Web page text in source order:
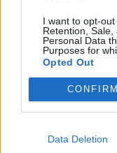
I want to opt-out
Retention,
Personal Data
Purposes for
Opted Out
CONFIRM
Data Deletion
Liget
Krónika
Bihari Napló
Erdélyi Napló
Főtér
Rádió GaGa